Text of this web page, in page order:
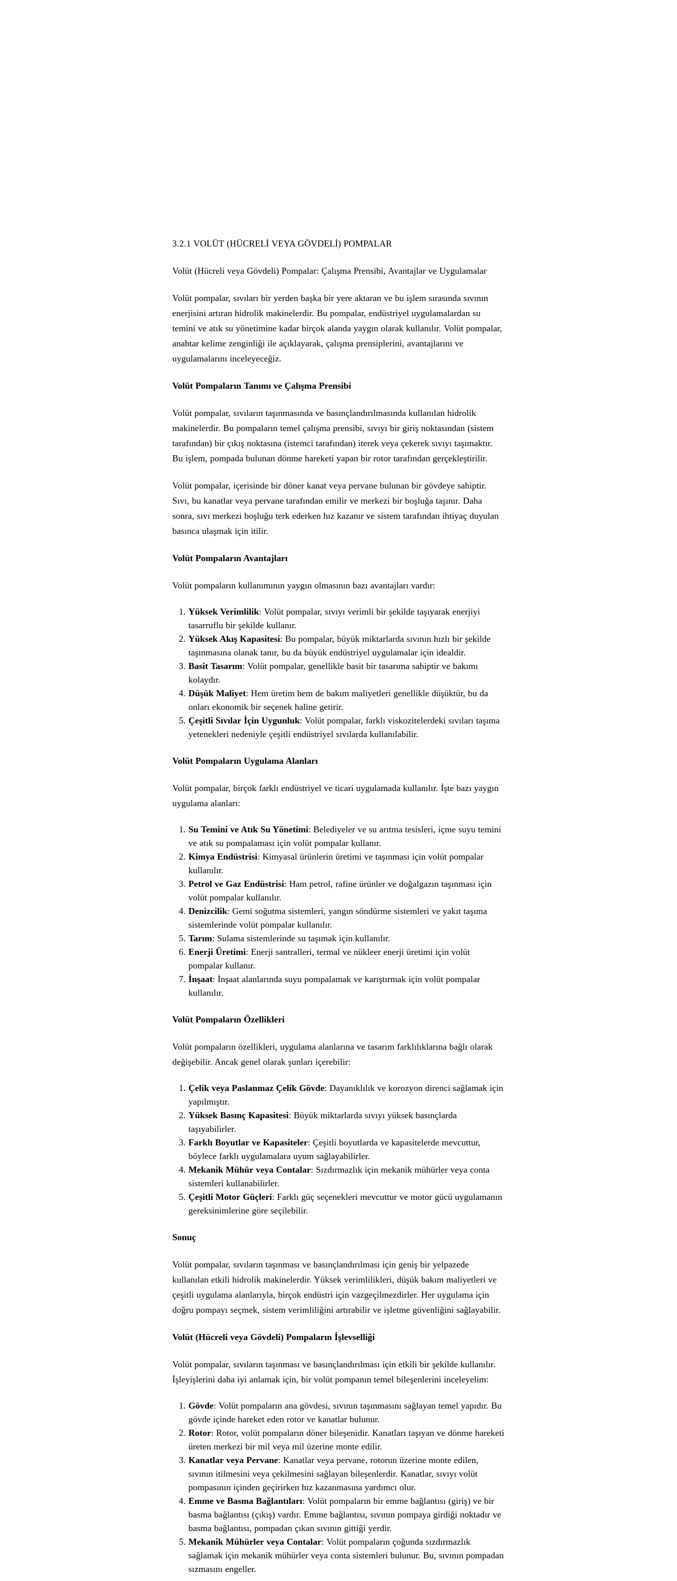
3.2.1 VOLÜT (HÜCRELİ VEYA GÖVDELİ) POMPALAR
Volüt (Hücreli veya Gövdeli) Pompalar: Çalışma Prensibi, Avantajlar ve Uygulamalar
Volüt pompalar, sıvıları bir yerden başka bir yere aktaran ve bu işlem sırasında sıvının
enerjisini artıran hidrolik makinelerdir. Bu pompalar, endüstriyel uygulamalardan su
temini ve atık su yönetimine kadar birçok alanda yaygın olarak kullanılır. Volüt pompalar,
anahtar kelime zenginliği ile açıklayarak, çalışma prensiplerini, avantajlarını ve
uygulamalarını inceleyeceğiz.
Volüt Pompaların Tanımı ve Çalışma Prensibi
Volüt pompalar, sıvıların taşınmasında ve basınçlandırılmasında kullanılan hidrolik
makinelerdir. Bu pompaların temel çalışma prensibi, sıvıyı bir giriş noktasından (sistem
tarafından) bir çıkış noktasına (istemci tarafından) iterek veya çekerek sıvıyı taşımaktır.
Bu işlem, pompada bulunan dönme hareketi yapan bir rotor tarafından gerçekleştirilir.
Volüt pompalar, içerisinde bir döner kanat veya pervane bulunan bir gövdeye sahiptir.
Sıvı, bu kanatlar veya pervane tarafından emilir ve merkezi bir boşluğa taşınır. Daha
sonra, sıvı merkezi boşluğu terk ederken hız kazanır ve sistem tarafından ihtiyaç duyulan
basınca ulaşmak için itilir.
Volüt Pompaların Avantajları
Volüt pompaların kullanımının yaygın olmasının bazı avantajları vardır:
Yüksek Verimlilik: Volüt pompalar, sıvıyı verimli bir şekilde taşıyarak enerjiyi
tasarruflu bir şekilde kullanır.
Yüksek Akış Kapasitesi: Bu pompalar, büyük miktarlarda sıvının hızlı bir şekilde
taşınmasına olanak tanır, bu da büyük endüstriyel uygulamalar için idealdir.
Basit Tasarım: Volüt pompalar, genellikle basit bir tasarıma sahiptir ve bakımı
kolaydır.
Düşük Maliyet: Hem üretim hem de bakım maliyetleri genellikle düşüktür, bu da
onları ekonomik bir seçenek haline getirir.
Çeşitli Sıvılar İçin Uygunluk: Volüt pompalar, farklı viskozitelerdeki sıvıları taşıma
yetenekleri nedeniyle çeşitli endüstriyel sıvılarda kullanılabilir.
Volüt Pompaların Uygulama Alanları
Volüt pompalar, birçok farklı endüstriyel ve ticari uygulamada kullanılır. İşte bazı yaygın
uygulama alanları:
Su Temini ve Atık Su Yönetimi: Belediyeler ve su arıtma tesisleri, içme suyu temini
ve atık su pompalaması için volüt pompalar kullanır.
Kimya Endüstrisi: Kimyasal ürünlerin üretimi ve taşınması için volüt pompalar
kullanılır.
Petrol ve Gaz Endüstrisi: Ham petrol, rafine ürünler ve doğalgazın taşınması için
volüt pompalar kullanılır.
Denizcilik: Gemi soğutma sistemleri, yangın söndürme sistemleri ve yakıt taşıma
sistemlerinde volüt pompalar kullanılır.
Tarım: Sulama sistemlerinde su taşımak için kullanılır.
Enerji Üretimi: Enerji santralleri, termal ve nükleer enerji üretimi için volüt
pompalar kullanır.
İnşaat: İnşaat alanlarında suyu pompalamak ve karıştırmak için volüt pompalar
kullanılır.
Volüt Pompaların Özellikleri
Volüt pompaların özellikleri, uygulama alanlarına ve tasarım farklılıklarına bağlı olarak
değişebilir. Ancak genel olarak şunları içerebilir:
Çelik veya Paslanmaz Çelik Gövde: Dayanıklılık ve korozyon direnci sağlamak için
yapılmıştır.
Yüksek Basınç Kapasitesi: Büyük miktarlarda sıvıyı yüksek basınçlarda
taşıyabilirler.
Farklı Boyutlar ve Kapasiteler: Çeşitli boyutlarda ve kapasitelerde mevcuttur,
böylece farklı uygulamalara uyum sağlayabilirler.
Mekanik Mühür veya Contalar: Sızdırmazlık için mekanik mühürler veya conta
sistemleri kullanabilirler.
Çeşitli Motor Güçleri: Farklı güç seçenekleri mevcuttur ve motor gücü uygulamanın
gereksinimlerine göre seçilebilir.
Sonuç
Volüt pompalar, sıvıların taşınması ve basınçlandırılması için geniş bir yelpazede
kullanılan etkili hidrolik makinelerdir. Yüksek verimlilikleri, düşük bakım maliyetleri ve
çeşitli uygulama alanlarıyla, birçok endüstri için vazgeçilmezdirler. Her uygulama için
doğru pompayı seçmek, sistem verimliliğini artırabilir ve işletme güvenliğini sağlayabilir.
Volüt (Hücreli veya Gövdeli) Pompaların İşlevselliği
Volüt pompalar, sıvıların taşınması ve basınçlandırılması için etkili bir şekilde kullanılır.
İşleyişlerini daha iyi anlamak için, bir volüt pompanın temel bileşenlerini inceleyelim:
Gövde: Volüt pompaların ana gövdesi, sıvının taşınmasını sağlayan temel yapıdır. Bu
gövde içinde hareket eden rotor ve kanatlar bulunur.
Rotor: Rotor, volüt pompaların döner bileşenidir. Kanatları taşıyan ve dönme hareketi
üreten merkezi bir mil veya mil üzerine monte edilir.
Kanatlar veya Pervane: Kanatlar veya pervane, rotorun üzerine monte edilen,
sıvının itilmesini veya çekilmesini sağlayan bileşenlerdir. Kanatlar, sıvıyı volüt
pompasının içinden geçirirken hız kazanmasına yardımcı olur.
Emme ve Basma Bağlantıları: Volüt pompaların bir emme bağlantısı (giriş) ve bir
basma bağlantısı (çıkış) vardır. Emme bağlantısı, sıvının pompaya girdiği noktadır ve
basma bağlantısı, pompadan çıkan sıvının gittiği yerdir.
Mekanik Mühürler veya Contalar: Volüt pompaların çoğunda sızdırmazlık
sağlamak için mekanik mühürler veya conta sistemleri bulunur. Bu, sıvının pompadan
sızmasını engeller.